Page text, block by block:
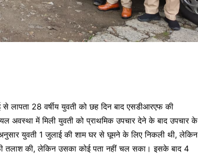
लापता 28 वर्षीय युवती को छह दिन बाद एसडीआरएफ की
अवस्था में मिली युवती को प्राथमिक उपचार देने के बाद उपचार के
युवती 1 जुलाई की शाम घर से घूमने के लिए निकली थी, लेकिन
तलाश की, लेकिन उसका कोई पता नहीं चल सका। इसके बाद 4